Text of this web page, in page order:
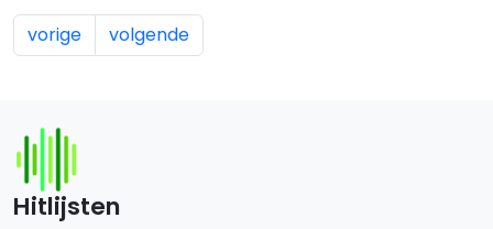
vorige volgende
Hitlijsten